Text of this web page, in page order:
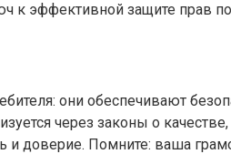
к эффективной защите прав
они обеспечивают
через законы о
и доверие. Помните: ваша